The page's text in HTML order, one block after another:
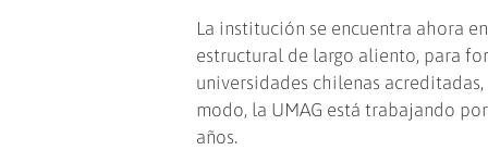
La institución se encuentra ahora
estructural de largo aliento, para
universidades chilenas
modo, la UMAG está trabajando
años.